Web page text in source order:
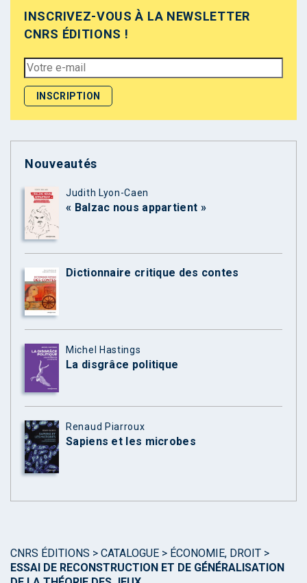
INSCRIVEZ-VOUS À LA NEWSLETTER
CNRS ÉDITIONS !
Nouveautés
Judith Lyon-Caen
« Balzac nous appartient »
Dictionnaire critique des contes
Michel Hastings
La disgrâce politique
Renaud Piarroux
Sapiens et les microbes
CNRS ÉDITIONS > CATALOGUE > ÉCONOMIE, DROIT >
ESSAI DE RECONSTRUCTION ET DE GÉNÉRALISATION